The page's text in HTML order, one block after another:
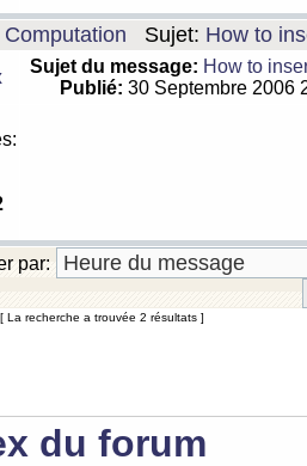
Computation Sujet: How to
Sujet du message: How to
Publié: 30 Septembre 2006
par:
[ La recherche a trouvée 2 résultats ]
du forum